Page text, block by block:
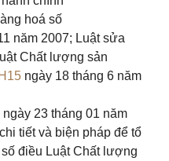
hoá số
năm 2007; Luật sửa
Chất lượng sản
ngày 18 tháng 6 năm
ngày 23 tháng 01 năm
tiết và biện pháp để tổ
điều Luật Chất lượng